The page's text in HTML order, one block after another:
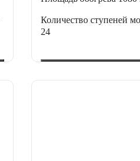
Количество ступеней
24